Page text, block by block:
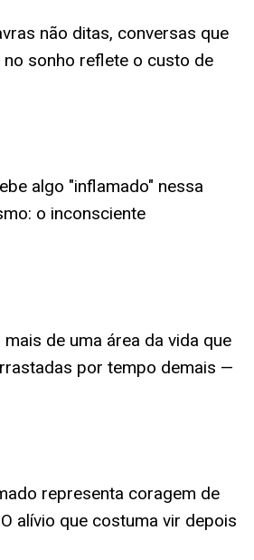
não ditas, conversas que
sonho reflete o custo de
algo "inflamado" nessa
o inconsciente
de uma área da vida que
por tempo demais —
representa coragem de
alívio que costuma vir depois